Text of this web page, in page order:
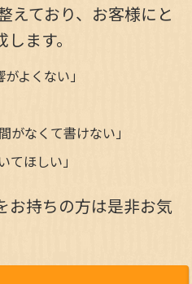
えており、お客様にと
ます。
よくない」
がなくて書けない」
てほしい」
お持ちの方は是非お気